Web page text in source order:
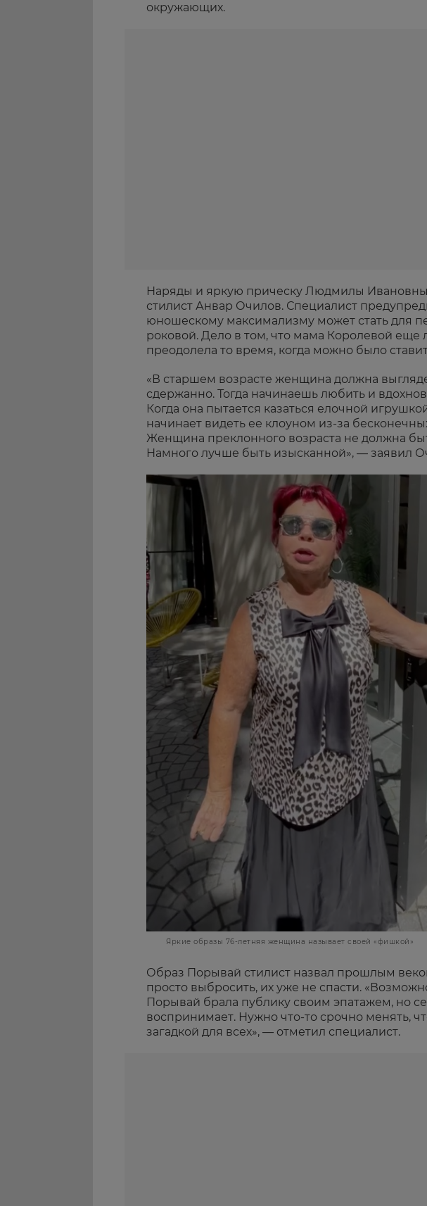
окружающих.
Наряды и яркую прическу Людмилы
стилист Анвар Очилов. Специалист
юношескому максимализму может стать для
роковой. Дело в том, что мама Королевой еще
преодолела то время, когда можно было
«В старшем возрасте женщина должна
сдержанно. Тогда начинаешь любить и
Когда она пытается казаться елочной
начинает видеть ее клоуном из-за
Женщина преклонного возраста не должна
Намного лучше быть изысканной», — заявил
Яркие образы 76-летняя женщина называет своей «фишкой»
Образ Порывай стилист назвал прошлым
просто выбросить, их уже не спасти.
Порывай брала публику своим эпатажем, но
воспринимает. Нужно что-то срочно менять,
загадкой для всех», — отметил специалист.